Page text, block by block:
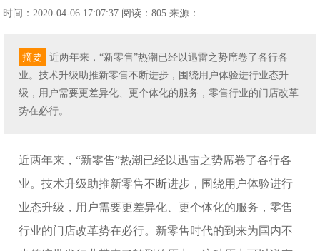
时间：2020-04-06 17:07:37 阅读：805 来源：
摘要
近两年来，“新零售”热潮已经以迅雷之势席卷了各行各
业。技术升级助推新零售不断进步，围绕用户体验进行业态升
级，用户需要更差异化、更个体化的服务，零售行业的门店改革
势在必行。
近两年来，“新零售”热潮已经以迅雷之势席卷了各行各
业。技术升级助推新零售不断进步，围绕用户体验进行
业态升级，用户需要更差异化、更个体化的服务，零售
行业的门店改革势在必行。新零售时代的到来为国内不